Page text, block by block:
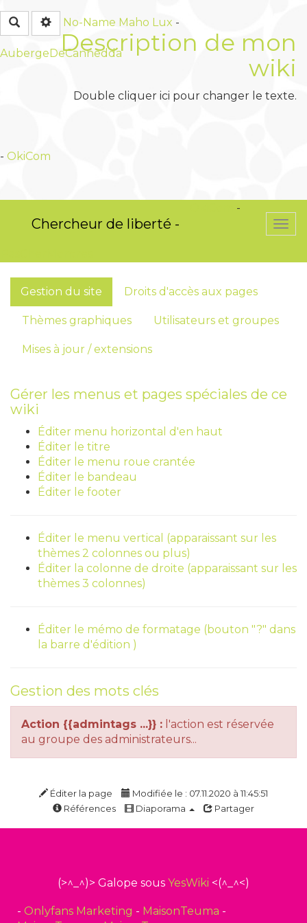
RechercherNo-Name Maho Lux -
AubergeDeCanneddaDescription de mon
wiki
Double cliquer ici pour changer le texte.
- OkiCom
Chercheur de liberté -
-
Gestion du site Droits d'accès aux pages
Thèmes graphiques Utilisateurs et groupes
Mises à jour / extensions
Gérer les menus et pages spéciales de ce
wiki
Éditer menu horizontal d'en haut
Éditer le titre
Éditer le menu roue crantée
Éditer le bandeau
Éditer le footer
Éditer le menu vertical (apparaissant sur les
thèmes 2 colonnes ou plus)
Éditer la colonne de droite (apparaissant sur les
thèmes 3 colonnes)
Éditer le mémo de formatage (bouton "?" dans
la barre d'édition )
Gestion des mots clés
Action {{admintags ...}} : l'action est réservée
au groupe des administrateurs...
Éditer la page
Modifiée le : 07.11.2020 à 11:45:51
Références
Diaporama Partager
(>^_^)> Galope sous YesWiki <(^_^<)
- Onlyfans Marketing - MaisonTeuma -